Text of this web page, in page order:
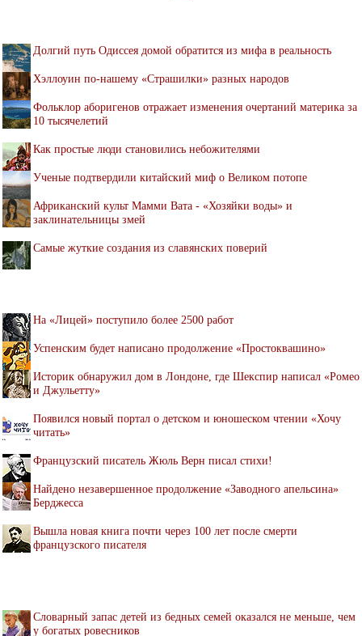
Долгий путь Одиссея домой обратится из мифа в реальность
Хэллоуин по-нашему «Страшилки» разных народов
Фольклор аборигенов отражает изменения очертаний материка за
10 тысячелетий
Как простые люди становились небожителями
Ученые подтвердили китайский миф о Великом потопе
Африканский культ Мамми Вата - «Хозяйки воды» и
заклинательницы змей
Самые жуткие создания из славянских поверий
На «Лицей» поступило более 2500 работ
Успенским будет написано продолжение «Простоквашино»
Историк обнаружил дом в Лондоне, где Шекспир написал «Ромео
и Джульетту»
Появился новый портал о детском и юношеском чтении «Хочу
читать»
Французский писатель Жюль Верн писал стихи!
Найдено незавершенное продолжение «Заводного апельсина»
Берджесса
Вышла новая книга почти через 100 лет после смерти
французского писателя
Словарный запас детей из бедных семей оказался не меньше, чем
у богатых ровесников